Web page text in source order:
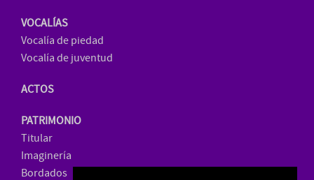
VOCALÍAS
Vocalía de piedad
Vocalía de juventud
ACTOS
PATRIMONIO
Titular
Imaginería
Bordados